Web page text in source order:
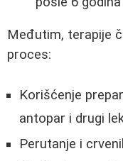
Međutim, terapije
proces:
Korišćenje
antopar i drugi
Perutanje i